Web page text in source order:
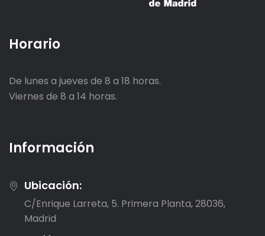
Horario
De lunes a jueves de 8 a 18 horas.
Viernes de 8 a 14 horas.
Información
Ubicación:
C/Enrique Larreta, 5. Primera Planta, 28036,
Madrid